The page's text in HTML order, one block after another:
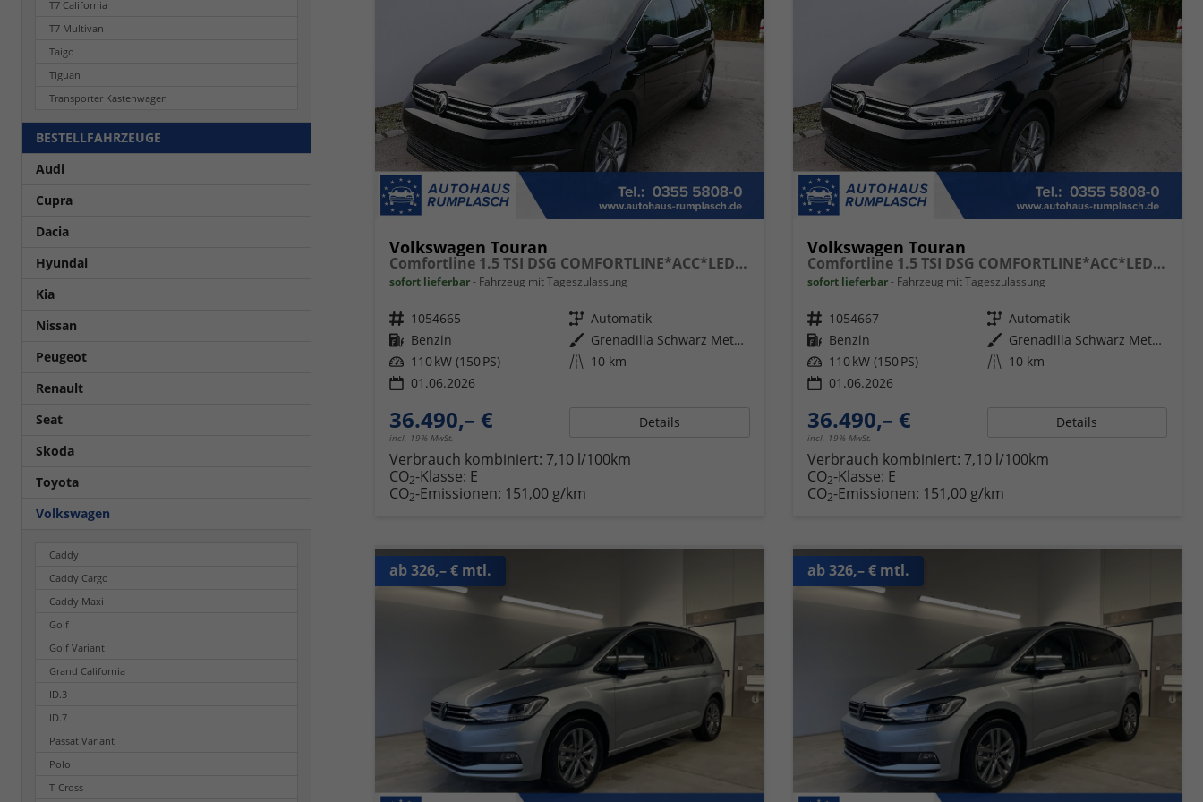
Volkswagen Touran
Comfortline 1.5 TSI DSG COMFORTLINE*ACC*LED*PDC*KAMERA*NAVI*SHZ* 7-SITZER 17-ZOLL
sofort lieferbar Fahrzeug mit Tageszulassung
Fahrzeugnr. 1054665 Getriebe Automatik
Kraftstoff Benzin Außenfarbe
Grenadilla Schwarz Metallic
Leistung 110 kW (150 PS) Kilometerstand 10 km
01.06.2026
36.490,– €
incl. 19% MwSt.
Details
Verbrauch kombiniert: 7,10 l/100km
CO2-Klasse: E
CO2-Emissionen: 151,00 g/km
Volkswagen Touran
Comfortline 1.5 TSI DSG COMFORTLINE*ACC*LED*PDC*KAMERA*NAVI*SHZ* 7-SITZER 17-ZOLL
sofort lieferbar Fahrzeug mit Tageszulassung
Fahrzeugnr. 1054667 Getriebe Automatik
Kraftstoff Benzin Außenfarbe
Grenadilla Schwarz Metallic
Leistung 110 kW (150 PS) Kilometerstand 10 km
01.06.2026
36.490,– €
incl. 19% MwSt.
Details
Verbrauch kombiniert: 7,10 l/100km
CO2-Klasse: E
CO2-Emissionen: 151,00 g/km
ab 326,– € mtl. ab 326,– € mtl.
T7 California
T7 Multivan
Taigo
Tiguan
Transporter Kastenwagen
BESTELLFAHRZEUGE
Audi
Cupra
Dacia
Hyundai
Kia
Nissan
Peugeot
Renault
Seat
Skoda
Toyota
Volkswagen
Caddy
Caddy Cargo
Caddy Maxi
Golf
Golf Variant
Grand California
ID.3
ID.7
Passat Variant
Polo
T-Cross